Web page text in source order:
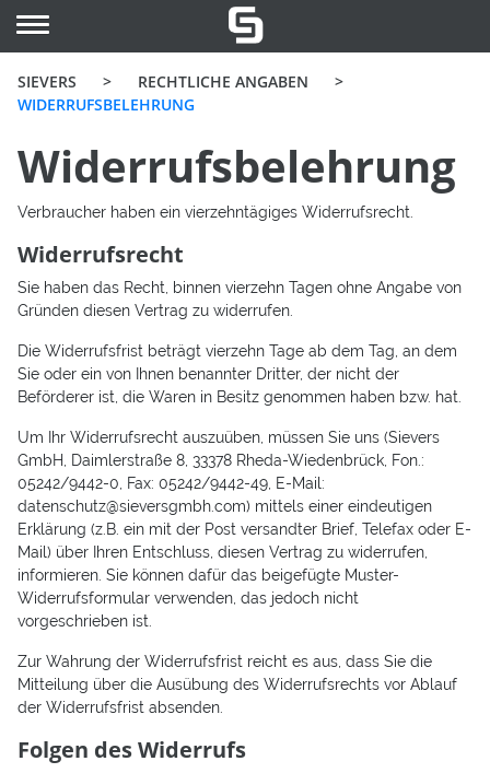
SIEVERS > RECHTLICHE ANGABEN
>
WIDERRUFSBELEHRUNG
Widerrufs­belehrung
Verbraucher haben ein vierzehntägiges Widerrufsrecht.
Widerrufsrecht
Sie haben das Recht, binnen vierzehn Tagen ohne Angabe von
Gründen diesen Vertrag zu widerrufen.
Die Widerrufsfrist beträgt vierzehn Tage ab dem Tag, an dem
Sie oder ein von Ihnen benannter Dritter, der nicht der
Beförderer ist, die Waren in Besitz genommen haben bzw. hat.
Um Ihr Widerrufsrecht auszuüben, müssen Sie uns (Sievers
GmbH, Daimlerstraße 8, 33378 Rheda-Wiedenbrück, Fon.:
05242/9442-0, Fax: 05242/9442-49, E-Mail:
datenschutz@sieversgmbh.com) mittels einer eindeutigen
Erklärung (z.B. ein mit der Post versandter Brief, Telefax oder E-
Mail) über Ihren Entschluss, diesen Vertrag zu widerrufen,
informieren. Sie können dafür das beigefügte Muster-
Widerrufsformular verwenden, das jedoch nicht
vorgeschrieben ist.
Zur Wahrung der Widerrufsfrist reicht es aus, dass Sie die
Mitteilung über die Ausübung des Widerrufsrechts vor Ablauf
der Widerrufsfrist absenden.
Folgen des Widerrufs